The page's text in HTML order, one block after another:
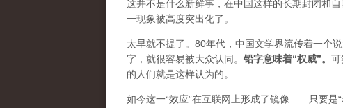
这并不是什么新鲜事，在中国这样的长期封闭和
一现象被高度突出化了。
太早就不提了。80年代，中国文学界流传着一个
字，就很容易被大众认同。 铅字意味着“权威”。 可
的人们就是这样认为的。
如今这一“效应”在互联网上形成了镜像——只要是